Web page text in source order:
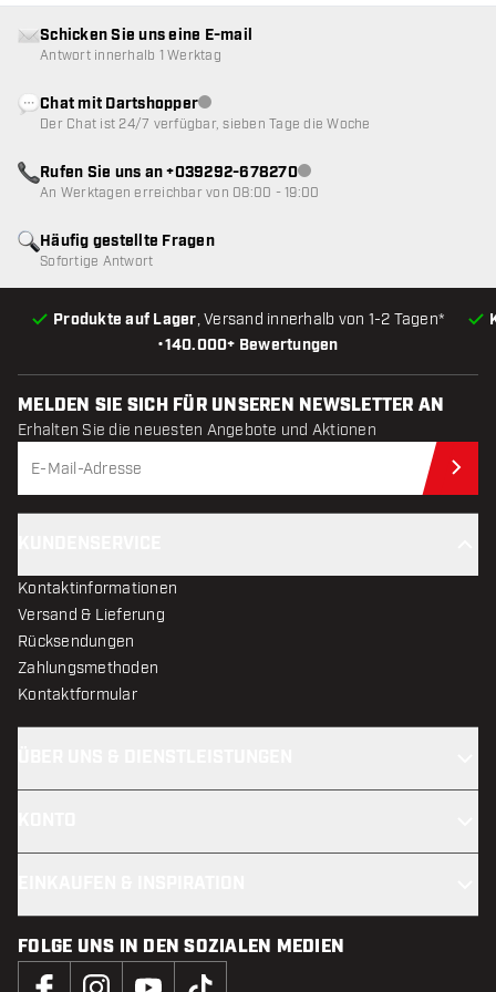
•140.000+ Bewertungen
Produkte auf Lager, Versand innerhalb von 1-2 Tagen*
Häufig gestellte Fragen
Sofortige Antwort
Schicken Sie uns eine E-mail
Antwort innerhalb 1 Werktag
Chat mit DartshopperKundenservice nicht verfügbar
Der Chat ist 24/7 verfügbar, sieben Tage die Woche
Rufen Sie uns an +039292-678270Kundenservice nicht
An Werktagen erreichbar von 08:00 - 19:00
MELDEN SIE SICH FÜR UNSEREN NEWSLETTER AN
Erhalten Sie die neuesten Angebote und Aktionen
Kontaktinformationen
Versand & Lieferung
Rücksendungen
Zahlungsmethoden
Kontaktformular
FOLGE UNS IN DEN SOZIALEN MEDIEN